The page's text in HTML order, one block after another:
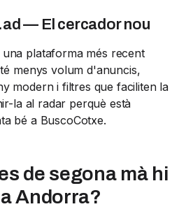
— El cercador nou
plataforma més recent
menys volum d'anuncis,
modern i filtres que faciliten la
la al radar perquè està
bé a BuscoCotxe.
de segona mà hi
Andorra?